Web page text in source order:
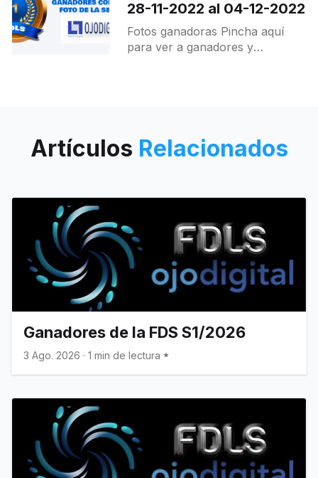
28-11-2022 al 04-12-2022
Fotos ganadoras Pincha aquí
para ver a ganadores y
Artículos Relacionados
Ganadores de la FDS S1/2026
3 Ago. 2026 · 1 min de lectura